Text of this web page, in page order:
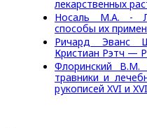
лекарственных
Носаль М.А. -
способы их
Ричард Эванс
Кристиан Рэтч —
Флоринский В.М.
травники и
рукописей XVI и